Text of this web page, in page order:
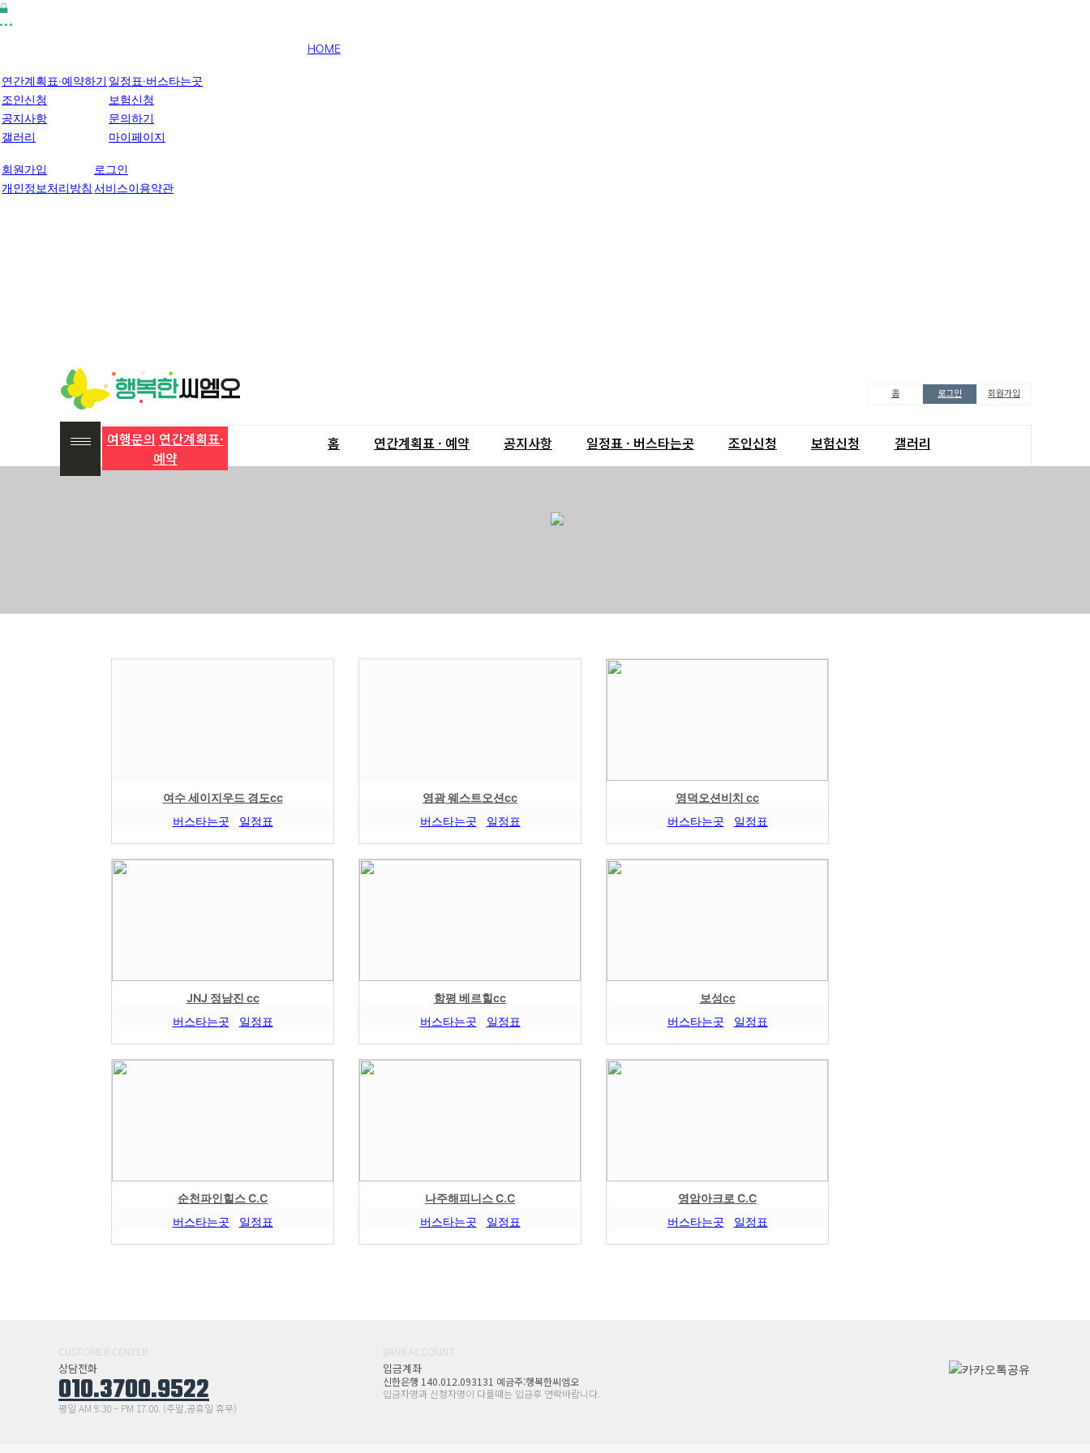
HOME
연간계획표·예약하기 일정표·버스타는곳
조인신청
보험신청
공지사항
문의하기
갤러리
마이페이지
회원가입
로그인
개인정보처리방침 서비스이용약관
홈 로그인 회원가입
여행문의 연간계획표·
예약
홈 연간계획표 · 예약 공지사항 일정표 · 버스타는곳 조인신청 보험신청 갤러리
여수 세이지우드 경도cc
버스타는곳
일정표
영광 웨스트오션cc
버스타는곳
일정표
영덕오션비치 cc
버스타는곳
일정표
JNJ 정남진 cc
버스타는곳
일정표
함평 베르힐cc
버스타는곳
일정표
보성cc
버스타는곳
일정표
순천파인힐스 C.C
버스타는곳
일정표
나주해피니스 C.C
버스타는곳
일정표
영암아크로 C.C
버스타는곳
일정표
CUSTOMER CENTER
상담전화
010.3700.9522
평일 AM 9:30 ~ PM 17:00. (주말,공휴일 휴무)
BANK ACCOUNT
입금계좌
신한은행 140.012.093131 예금주:행복한씨엠오
입금자명과 신청자명이 다를때는 입금후 연락바랍니다.